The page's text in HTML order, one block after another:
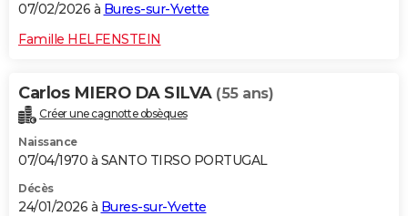
07/02/2026 à Bures-sur-Yvette
Famille HELFENSTEIN
Carlos MIERO DA SILVA (55 ans)
Créer une cagnotte obsèques
Naissance
07/04/1970 à SANTO TIRSO PORTUGAL
Décès
24/01/2026 à Bures-sur-Yvette